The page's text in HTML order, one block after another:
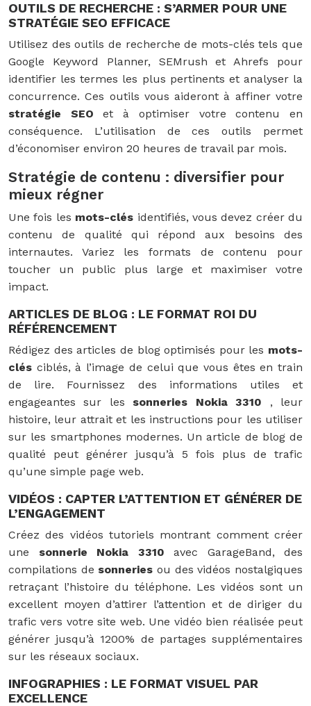
OUTILS DE RECHERCHE : S’ARMER POUR UNE
STRATÉGIE SEO EFFICACE
Utilisez des outils de recherche de mots-clés tels que
Google Keyword Planner, SEMrush et Ahrefs pour
identifier les termes les plus pertinents et analyser la
concurrence. Ces outils vous aideront à affiner votre
stratégie SEOet à optimiser votre contenu en
conséquence. L’utilisation de ces outils permet
d’économiser environ 20 heures de travail par mois.
Stratégie de contenu : diversifier pour
mieux régner
Une fois les mots-clés identifiés, vous devez créer du
contenu de qualité qui répond aux besoins des
internautes. Variez les formats de contenu pour
toucher un public plus large et maximiser votre
impact.
ARTICLES DE BLOG : LE FORMAT ROI DU
RÉFÉRENCEMENT
Rédigez des articles de blog optimisés pour les mots-
clés ciblés, à l’image de celui que vous êtes en train
de lire. Fournissez des informations utiles et
engageantes sur les sonneries Nokia 3310 , leur
histoire, leur attrait et les instructions pour les utiliser
sur les smartphones modernes. Un article de blog de
qualité peut générer jusqu’à 5 fois plus de trafic
qu’une simple page web.
VIDÉOS : CAPTER L’ATTENTION ET GÉNÉRER DE
L’ENGAGEMENT
Créez des vidéos tutoriels montrant comment créer
une sonnerie Nokia 3310 avec GarageBand, des
compilations de sonneriesou des vidéos nostalgiques
retraçant l’histoire du téléphone. Les vidéos sont un
excellent moyen d’attirer l’attention et de diriger du
trafic vers votre site web. Une vidéo bien réalisée peut
générer jusqu’à 1200% de partages supplémentaires
sur les réseaux sociaux.
INFOGRAPHIES : LE FORMAT VISUEL PAR
EXCELLENCE